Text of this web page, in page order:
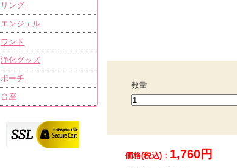
数量
価格(税込)： 1,760円
リング
エンジェル
ワンド
浄化グッズ
ポーチ
台座